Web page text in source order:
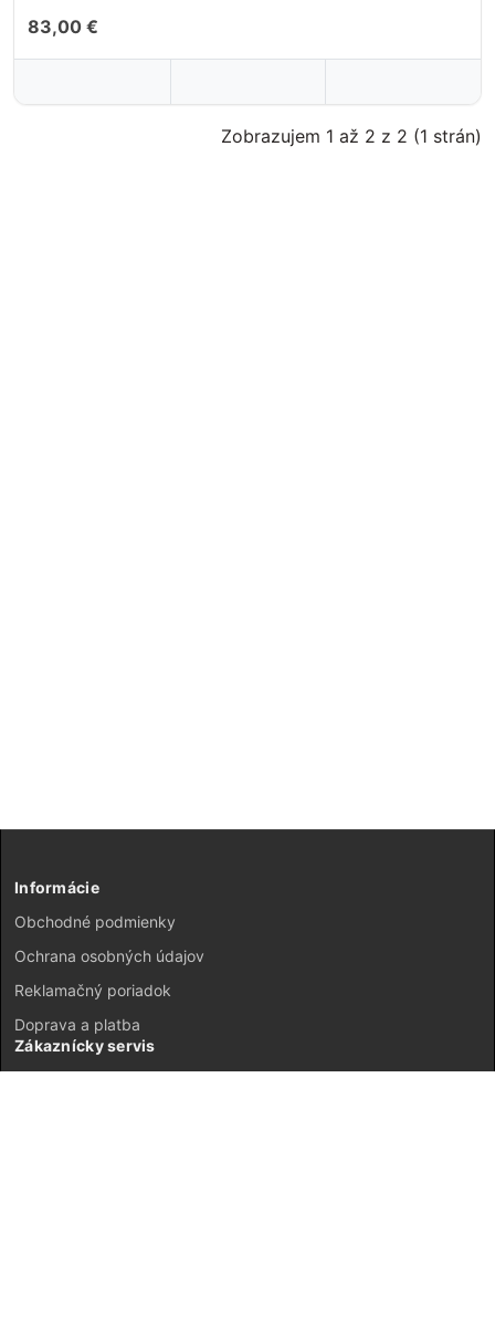
83,00 €
Zobrazujem 1 až 2 z 2 (1 strán)
Informácie
Obchodné podmienky
Ochrana osobných údajov
Reklamačný poriadok
Doprava a platba
Zákaznícky servis